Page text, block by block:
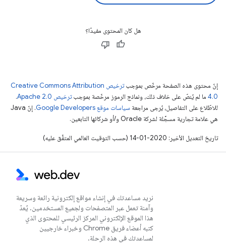
هل كان المحتوى مفيدًا؟
إنّ محتوى هذه الصفحة مرخّص بموجب
ترخيص Creative Commons Attribution
4.0‏ ما لم يُنصّ على خلاف ذلك، ونماذج الرموز مرخّصة بموجبترخيص Apache 2.0‏
.
للاطّلاع على التفاصيل، يُرجى مراجعة سياسات موقع Google Developers‏
. إنّ Java
هي علامة تجارية مسجَّلة لشركة Oracle و/أو شركائها التابعين.
تاريخ التعديل الأخير: 2020-01-14 (حسب التوقيت العالمي المتفَّق عليه)
نريد مساعدتك في إنشاء مواقع إلكترونية رائعة وسريعة
وآمنة تعمل عبر المتصفحات ولجميع المستخدمين. يُعدّ
هذا الموقع الإلكتروني المركز الرئيسي للمحتوى الذي
كتبه أعضاء فريق Chrome وخبراء خارجيين
لمساعدتك في هذه الرحلة.